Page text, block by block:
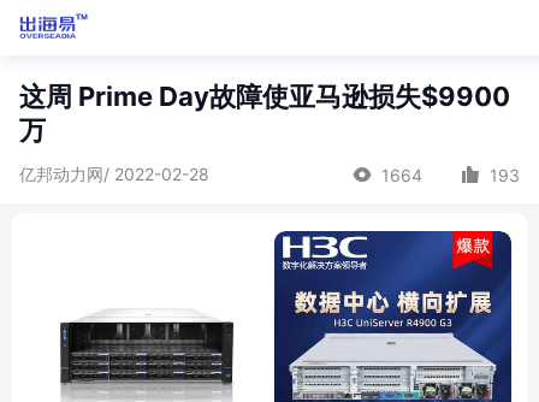
这周 Prime Day故障使亚马逊损失$9900
万
亿邦动力网/ 2022-02-28 1664 193